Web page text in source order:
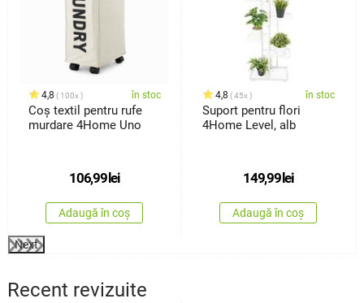
4,8 100x în stoc
Coș textil pentru rufe
murdare 4Home Uno
106,99lei
Adaugă în coș
4,8 45x în stoc
Suport pentru flori
4Home Level, alb
149,99lei
Adaugă în coș
Next
Recent revizuite